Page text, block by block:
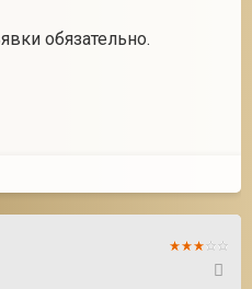
обязательно.